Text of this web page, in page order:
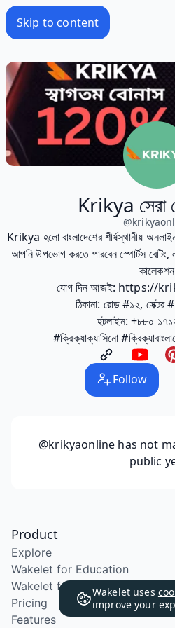
Skip to content
Krikya সেরা
@
Krikya হলো বাংলাদেশের শীর্ষস্থানীয়
আপনি উপভোগ করতে পারবেন স্পোর্টস বেটিং,
কালেকশন
যোগ দিন আজই: https://
ঠিকানা: রোড #১২, সেক্টর
হটলাইন: +৮৮০
#ক্রিক্যাক্যাসিনো
Follow
@krikyaonline has not
public
Wakelet uses
improve your
Product
Explore
Wakelet for Education
Wakelet for School Districts
Pricing
Features